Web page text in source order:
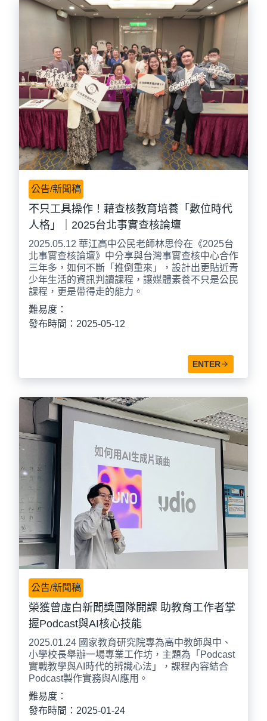
公告/新聞稿
不只工具操作！藉查核教育培養「數位時代
人格」｜2025台北事實查核論壇
2025.05.12 華江高中公民老師林思伶在《2025台
北事實查核論壇》中分享與台灣事實查核中心合作
三年多，如何不斷「推倒重來」，設計出更貼近青
少年生活的資訊判讀課程，讓媒體素養不只是公民
課程，更是帶得走的能力。
難易度：
發布時間：2025-05-12
ENTER
公告/新聞稿
榮獲曾虛白新聞獎團隊開課 助教育工作者掌
握Podcast與AI核心技能
2025.01.24 國家教育研究院專為高中教師與中、
小學校長舉辦一場專業工作坊，主題為「Podcast
實戰教學與AI時代的辨識心法」，課程內容結合
Podcast製作實務與AI應用。
難易度：
發布時間：2025-01-24